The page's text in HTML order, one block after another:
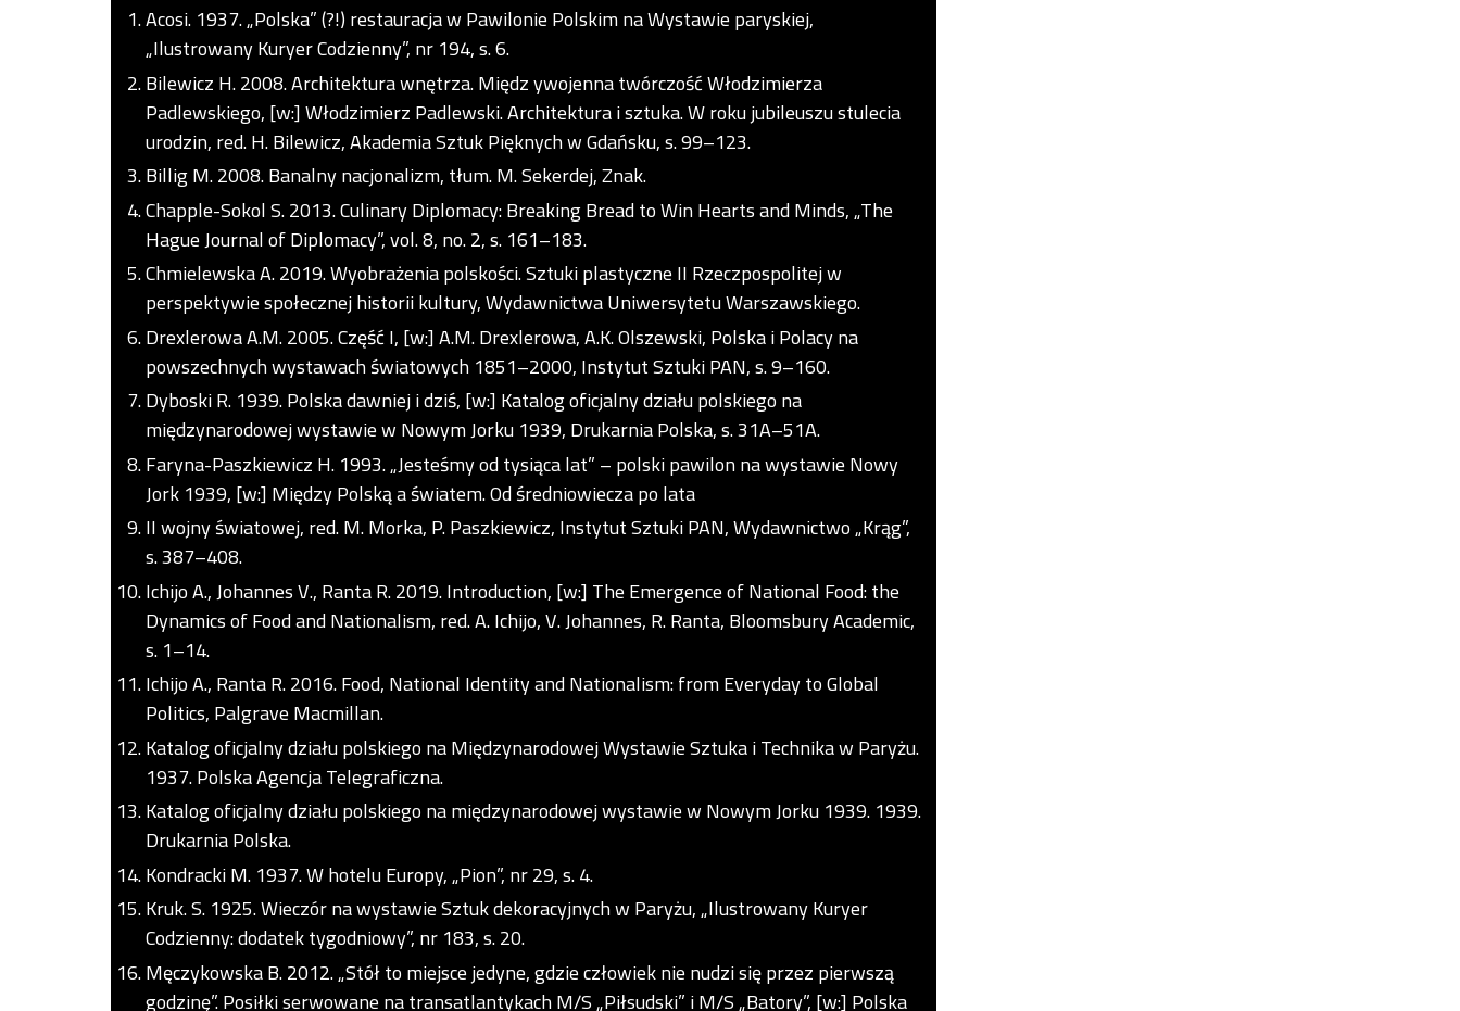
Acosi. 1937. „Polska” (?!) restauracja w Pawilonie Polskim na Wystawie paryskiej,
„Ilustrowany Kuryer Codzienny”, nr 194, s. 6.
Bilewicz H. 2008. Architektura wnętrza. Międz ywojenna twórczość Włodzimierza
Padlewskiego, [w:] Włodzimierz Padlewski. Architektura i sztuka. W roku jubileuszu stulecia
urodzin, red. H. Bilewicz, Akademia Sztuk Pięknych w Gdańsku, s. 99–123.
Billig M. 2008. Banalny nacjonalizm, tłum. M. Sekerdej, Znak.
Chapple-Sokol S. 2013. Culinary Diplomacy: Breaking Bread to Win Hearts and Minds, „The
Hague Journal of Diplomacy”, vol. 8, no. 2, s. 161–183.
Chmielewska A. 2019. Wyobrażenia polskości. Sztuki plastyczne II Rzeczpospolitej w
perspektywie społecznej historii kultury, Wydawnictwa Uniwersytetu Warszawskiego.
Drexlerowa A.M. 2005. Część I, [w:] A.M. Drexlerowa, A.K. Olszewski, Polska i Polacy na
powszechnych wystawach światowych 1851–2000, Instytut Sztuki PAN, s. 9–160.
Dyboski R. 1939. Polska dawniej i dziś, [w:] Katalog oficjalny działu polskiego na
międzynarodowej wystawie w Nowym Jorku 1939, Drukarnia Polska, s. 31A–51A.
Faryna-Paszkiewicz H. 1993. „Jesteśmy od tysiąca lat” – polski pawilon na wystawie Nowy
Jork 1939, [w:] Między Polską a światem. Od średniowiecza po lata
II wojny światowej, red. M. Morka, P. Paszkiewicz, Instytut Sztuki PAN, Wydawnictwo „Krąg”,
s. 387–408.
Ichijo A., Johannes V., Ranta R. 2019. Introduction, [w:] The Emergence of National Food: the
Dynamics of Food and Nationalism, red. A. Ichijo, V. Johannes, R. Ranta, Bloomsbury Academic,
s. 1–14.
Ichijo A., Ranta R. 2016. Food, National Identity and Nationalism: from Everyday to Global
Politics, Palgrave Macmillan.
Katalog oficjalny działu polskiego na Międzynarodowej Wystawie Sztuka i Technika w Paryżu.
1937. Polska Agencja Telegraficzna.
Katalog oficjalny działu polskiego na międzynarodowej wystawie w Nowym Jorku 1939. 1939.
Drukarnia Polska.
Kondracki M. 1937. W hotelu Europy, „Pion”, nr 29, s. 4.
Kruk. S. 1925. Wieczór na wystawie Sztuk dekoracyjnych w Paryżu, „Ilustrowany Kuryer
Codzienny: dodatek tygodniowy”, nr 183, s. 20.
Męczykowska B. 2012. „Stół to miejsce jedyne, gdzie człowiek nie nudzi się przez pierwszą
godzinę”. Posiłki serwowane na transatlantykach M/S „Piłsudski” i M/S „Batory”, [w:] Polska